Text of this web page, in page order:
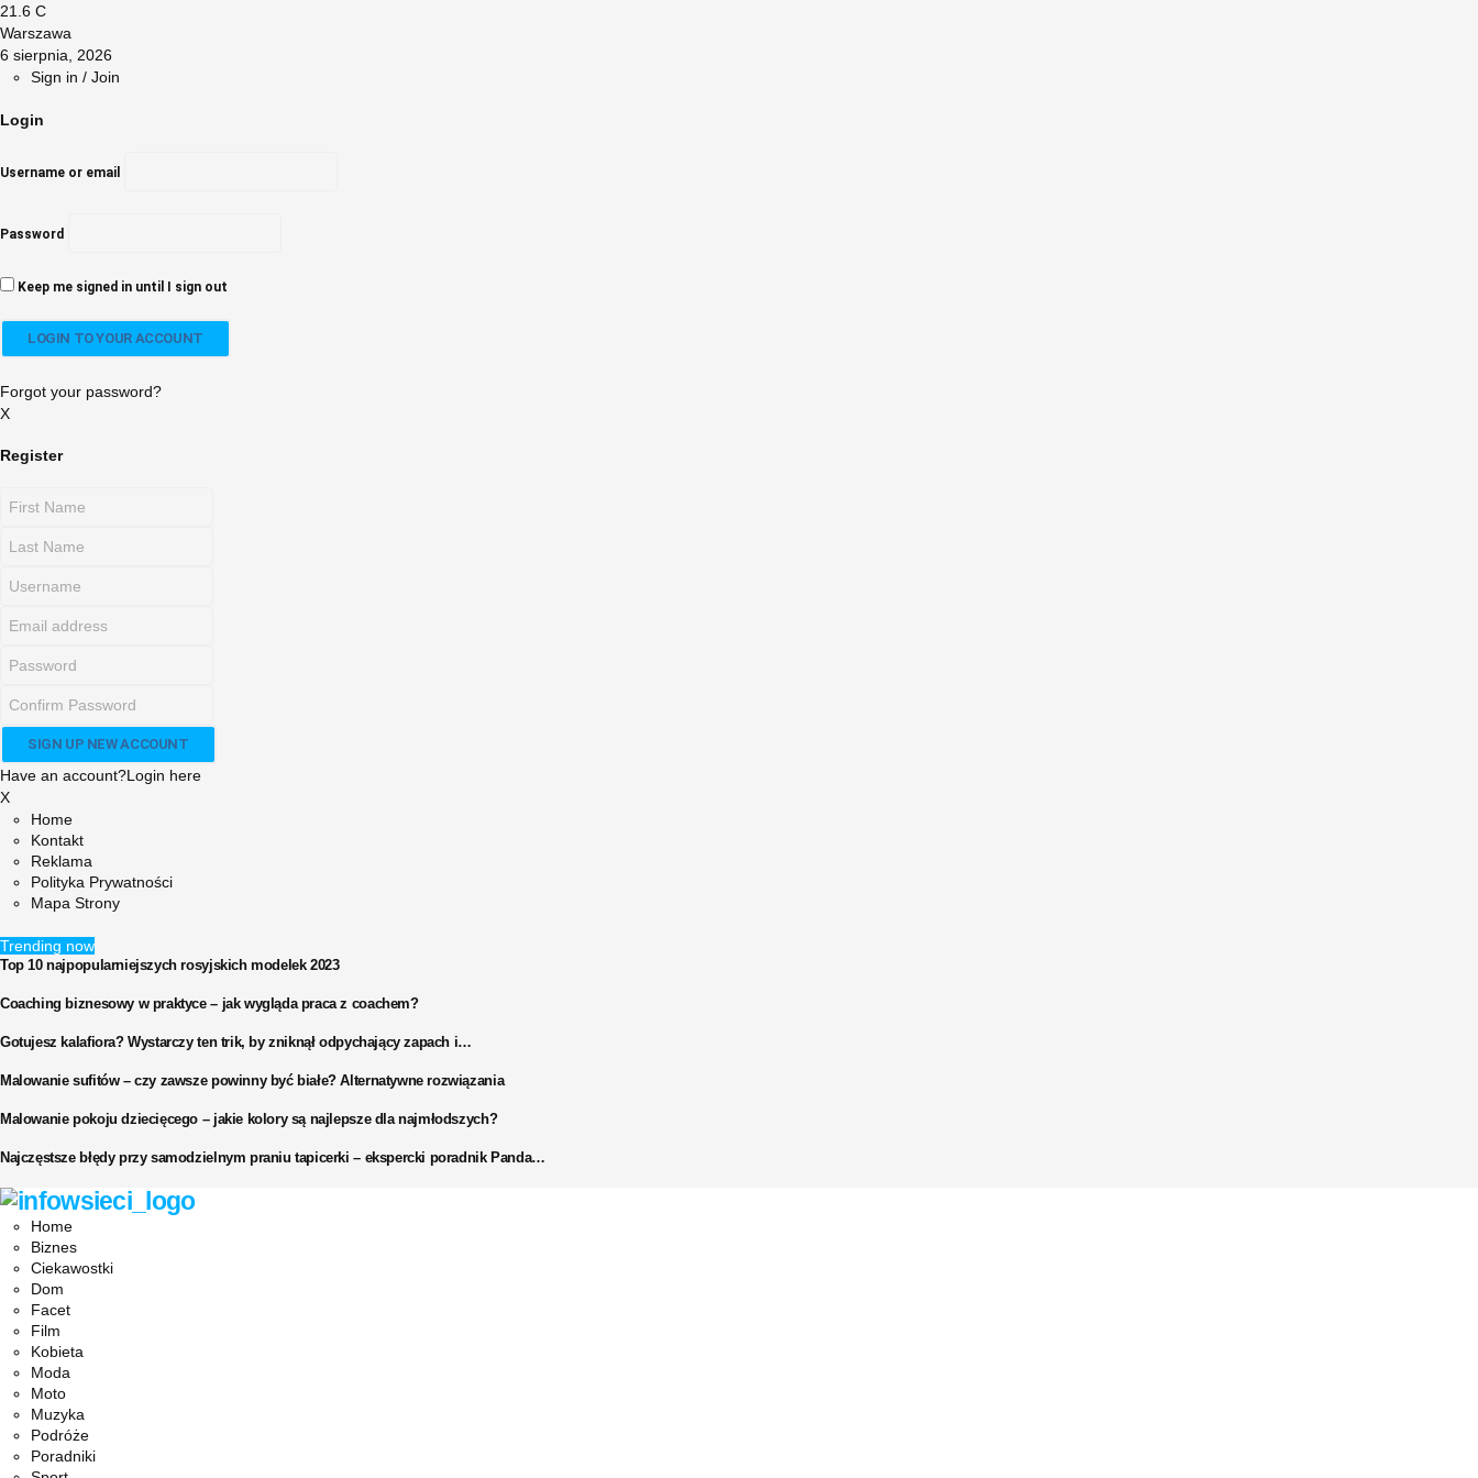
21.6 C
Warszawa
6 sierpnia, 2026
Sign in / Join
Login
Username or email
Password
Keep me signed in until I sign out
Forgot your password?
X
Register
Have an account?Login here
X
Home
Kontakt
Reklama
Polityka Prywatności
Mapa Strony
Trending now
Top 10 najpopularniejszych rosyjskich modelek 2023
Coaching biznesowy w praktyce – jak wygląda praca z coachem?
Gotujesz kalafiora? Wystarczy ten trik, by zniknął odpychający zapach i…
Malowanie sufitów – czy zawsze powinny być białe? Alternatywne rozwiązania
Malowanie pokoju dziecięcego – jakie kolory są najlepsze dla najmłodszych?
Najczęstsze błędy przy samodzielnym praniu tapicerki – ekspercki poradnik Panda…
Facebook
Twitter
Instagram
Pinterest
Youtube
Snapchat
Home
Biznes
Ciekawostki
Dom
Facet
Film
Kobieta
Moda
Moto
Muzyka
Podróże
Poradniki